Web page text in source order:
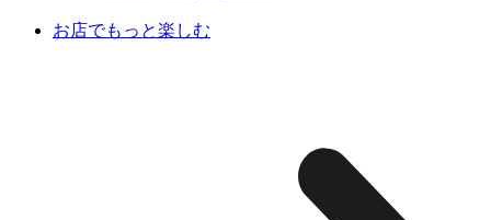
お店でもっと楽しむ